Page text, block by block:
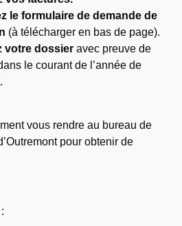
le formulaire de demande de
(à télécharger en bas de page).
votre dossier avec preuve de
le courant de l’année de
vous rendre au bureau de
pour obtenir de